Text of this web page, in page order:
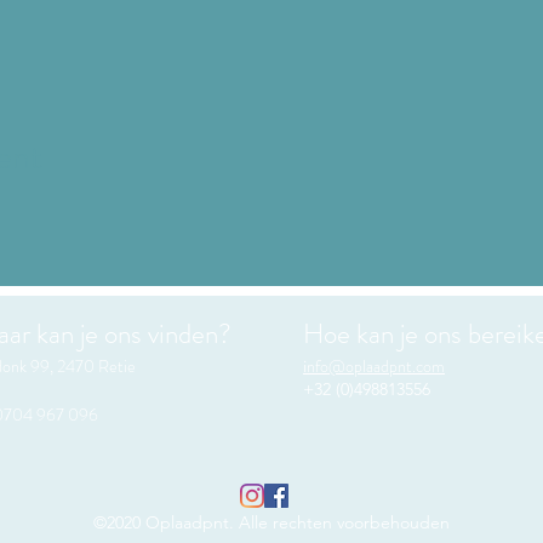
kan je ons vinden?
99,
2470 Retie
967 096
Hoe kan je ons
info@oplaadpnt.com
+32 (0)498813556
©2020 Oplaadpnt. Alle rechten voorbehouden